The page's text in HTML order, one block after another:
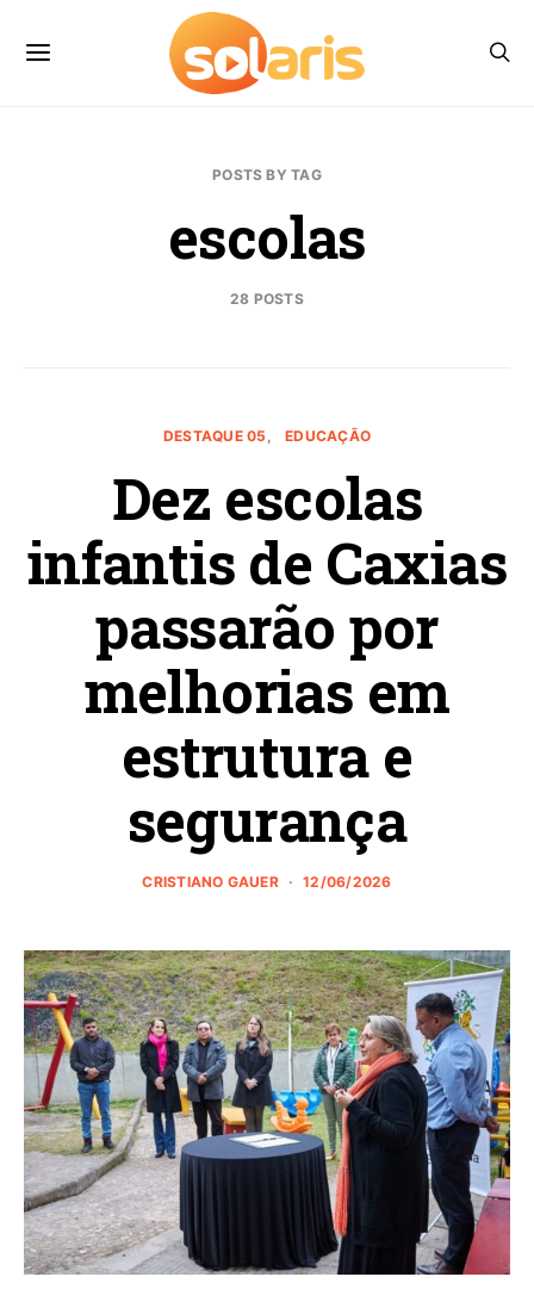
POSTS BY TAG
escolas
28 POSTS
DESTAQUE 05 EDUCAÇÃO
Dez escolas
infantis de Caxias
passarão por
melhorias em
estrutura e
segurança
CRISTIANO GAUER 12/06/2026